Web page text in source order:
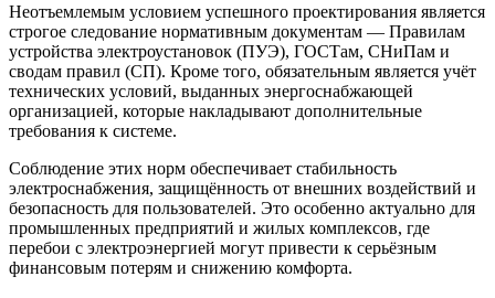
Неотъемлемым условием успешного проектирования является
строгое следование нормативным документам — Правилам
устройства электроустановок (ПУЭ), ГОСТам, СНиПам и
сводам правил (СП). Кроме того, обязательным является учёт
технических условий, выданных энергоснабжающей
организацией, которые накладывают дополнительные
требования к системе.
Соблюдение этих норм обеспечивает стабильность
электроснабжения, защищённость от внешних воздействий и
безопасность для пользователей. Это особенно актуально для
промышленных предприятий и жилых комплексов, где
перебои с электроэнергией могут привести к серьёзным
финансовым потерям и снижению комфорта.